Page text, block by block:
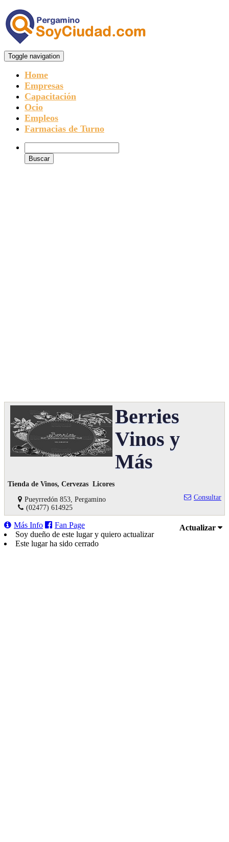
Toggle navigation
Home
Empresas
Capacitación
Ocio
Empleos
Farmacias de Turno
Berries
Vinos y
Más
Tienda de Vinos, Cervezas Licores
Pueyrredón 853, Pergamino
(02477) 614925
Consultar
Más Info Fan Page Actualizar
Soy dueño de este lugar y quiero actualizar
Este lugar ha sido cerrado